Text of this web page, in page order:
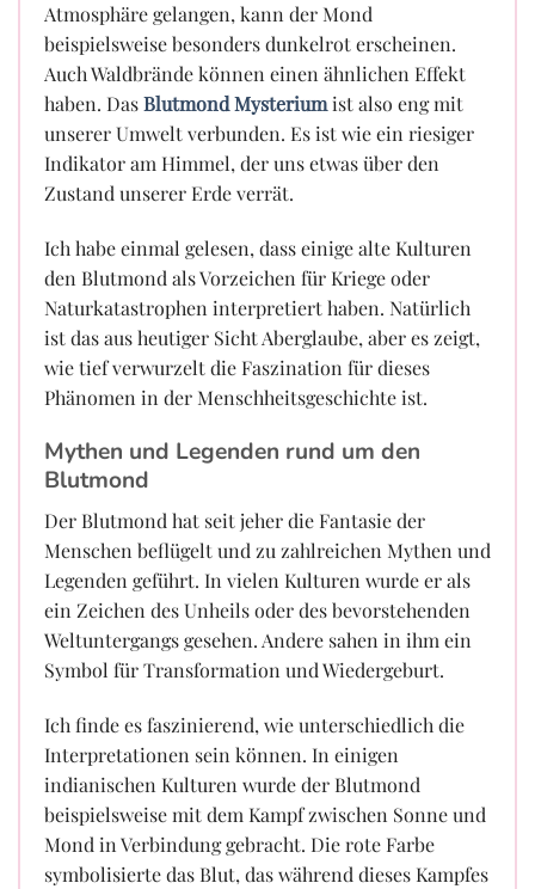
Atmosphäre gelangen, kann der Mond
beispielsweise besonders dunkelrot erscheinen.
Auch Waldbrände können einen ähnlichen Effekt
haben. DasBlutmond Mysteriumist also eng mit
unserer Umwelt verbunden. Es ist wie ein riesiger
Indikator am Himmel, der uns etwas über den
Zustand unserer Erde verrät.
Ich habe einmal gelesen, dass einige alte Kulturen
den Blutmond als Vorzeichen für Kriege oder
Naturkatastrophen interpretiert haben. Natürlich
ist das aus heutiger Sicht Aberglaube, aber es zeigt,
wie tief verwurzelt die Faszination für dieses
Phänomen in der Menschheitsgeschichte ist.
Mythen und Legenden rund um den
Blutmond
Der Blutmond hat seit jeher die Fantasie der
Menschen beflügelt und zu zahlreichen Mythen und
Legenden geführt. In vielen Kulturen wurde er als
ein Zeichen des Unheils oder des bevorstehenden
Weltuntergangs gesehen. Andere sahen in ihm ein
Symbol für Transformation und Wiedergeburt.
Ich finde es faszinierend, wie unterschiedlich die
Interpretationen sein können. In einigen
indianischen Kulturen wurde der Blutmond
beispielsweise mit dem Kampf zwischen Sonne und
Mond in Verbindung gebracht. Die rote Farbe
symbolisierte das Blut, das während dieses Kampfes